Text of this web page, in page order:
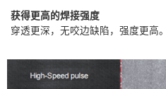
获得更高的焊接强度
穿透更深，无咬边缺陷，强度更高。